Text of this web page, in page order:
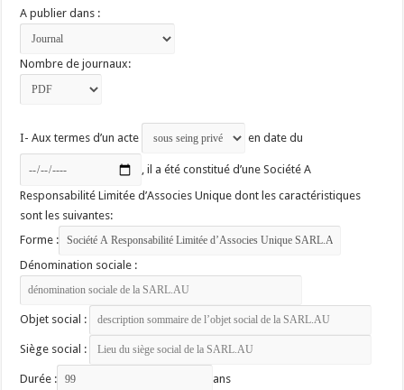
A publier dans :
Nombre de journaux:
I- Aux termes d’un acte en date du
, il a été constitué d’une Société A
Responsabilité Limitée d’Associes Unique dont les caractéristiques
sont les suivantes:
Forme :
Dénomination sociale :
Objet social :
Siège social :
Durée : ans